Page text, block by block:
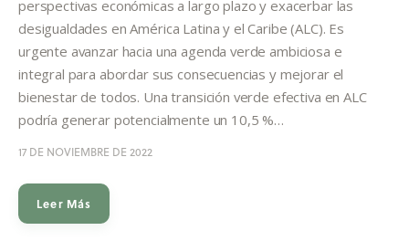
perspectivas económicas a largo plazo y exacerbar las
desigualdades en América Latina y el Caribe (ALC). Es
urgente avanzar hacia una agenda verde ambiciosa e
integral para abordar sus consecuencias y mejorar el
bienestar de todos. Una transición verde efectiva en ALC
podría generar potencialmente un 10,5 %…
17 DE NOVIEMBRE DE 2022
Leer Más